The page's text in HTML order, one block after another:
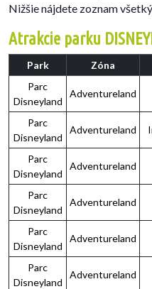
Nižšie nájdete zoznam
Atrakcie parku
Park Zóna
Parc
Disneyland
Adventureland
Parc
Disneyland
Adventureland
Parc
Disneyland
Adventureland
Parc
Disneyland
Adventureland
Parc
Disneyland
Adventureland
Parc
Disneyland
Adventureland